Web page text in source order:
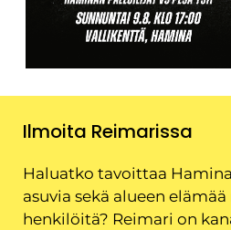
Ilmoita Reimarissa
Haluatko tavoittaa
asuvia sekä alueen
henkilöitä? Reimari on